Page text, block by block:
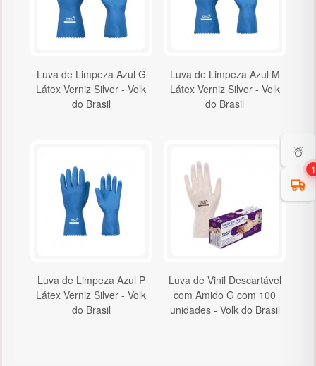
Luva de Limpeza Azul G
Látex Verniz Silver - Volk
do Brasil
Luva de Limpeza Azul M
Látex Verniz Silver - Volk
do Brasil
Luva de Limpeza Azul P
Látex Verniz Silver - Volk
do Brasil
Luva de Vinil Descartável
com Amido G com 100
unidades - Volk do Brasil
☃️
1